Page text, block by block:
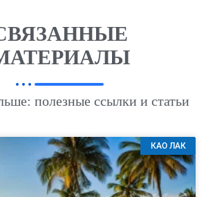
полезные ссылки и статьи
КАО ЛАК